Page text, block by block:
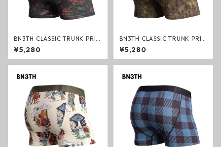
BN3TH CLASSIC TRUNK PRIN
T FLORAL DARK NAVY ボク
サーパンツ トランクス フロー
ラルネイビー ベニス スポーツ
¥5,280
BN3TH CLASSIC TRUNK PRIN
T FOREST CAMO BRONZE ボ
クサーパンツ トランクス フォ
レストカモ ベニス スポーツ マ
¥5,280